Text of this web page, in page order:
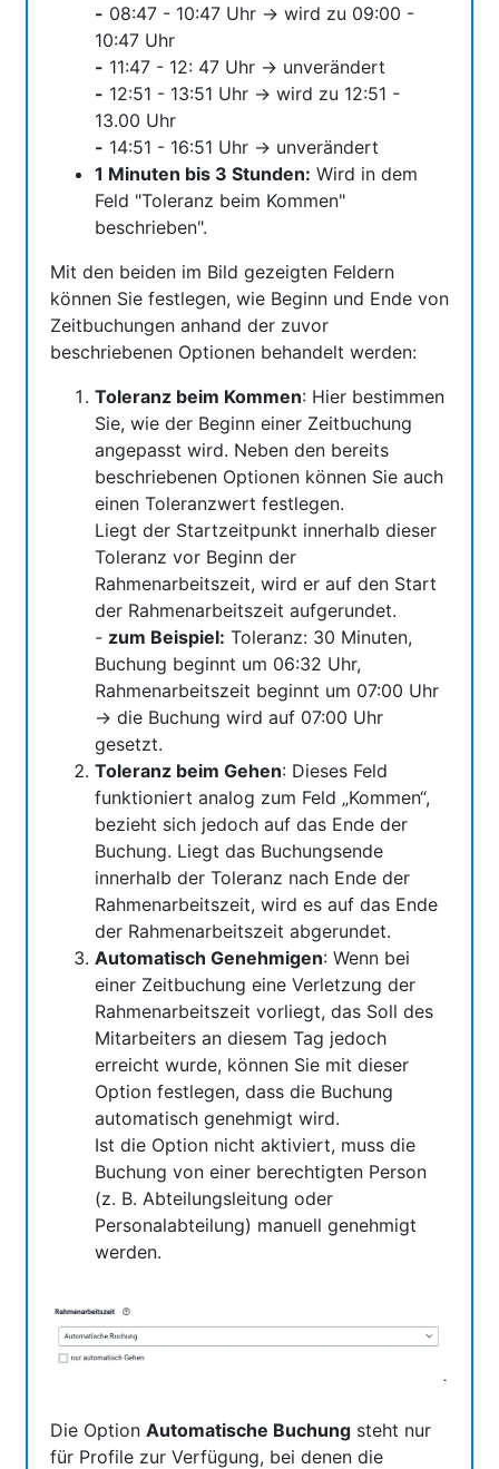
- 08:47 - 10:47 Uhr -> wird zu 09:00 -
10:47 Uhr
- 11:47 - 12: 47 Uhr -> unverändert
- 12:51 - 13:51 Uhr -> wird zu 12:51 -
13.00 Uhr
- 14:51 - 16:51 Uhr -> unverändert
1 Minuten bis 3 Stunden: Wird in dem
Feld "Toleranz beim Kommen"
beschrieben".
Mit den beiden im Bild gezeigten Feldern
können Sie festlegen, wie Beginn und Ende von
Zeitbuchungen anhand der zuvor
beschriebenen Optionen behandelt werden:
Toleranz beim Kommen: Hier bestimmen
Sie, wie der Beginn einer Zeitbuchung
angepasst wird. Neben den bereits
beschriebenen Optionen können Sie auch
einen Toleranzwert festlegen.
Liegt der Startzeitpunkt innerhalb dieser
Toleranz vor Beginn der
Rahmenarbeitszeit, wird er auf den Start
der Rahmenarbeitszeit aufgerundet.
- zum Beispiel: Toleranz: 30 Minuten,
Buchung beginnt um 06:32 Uhr,
Rahmenarbeitszeit beginnt um 07:00 Uhr
→ die Buchung wird auf 07:00 Uhr
gesetzt.
Toleranz beim Gehen: Dieses Feld
funktioniert analog zum Feld „Kommen“,
bezieht sich jedoch auf das Ende der
Buchung. Liegt das Buchungsende
innerhalb der Toleranz nach Ende der
Rahmenarbeitszeit, wird es auf das Ende
der Rahmenarbeitszeit abgerundet.
Automatisch Genehmigen: Wenn bei
einer Zeitbuchung eine Verletzung der
Rahmenarbeitszeit vorliegt, das Soll des
Mitarbeiters an diesem Tag jedoch
erreicht wurde, können Sie mit dieser
Option festlegen, dass die Buchung
automatisch genehmigt wird.
Ist die Option nicht aktiviert, muss die
Buchung von einer berechtigten Person
(z. B. Abteilungsleitung oder
Personalabteilung) manuell genehmigt
werden.
Die Option Automatische Buchung steht nur
für Profile zur Verfügung, bei denen die